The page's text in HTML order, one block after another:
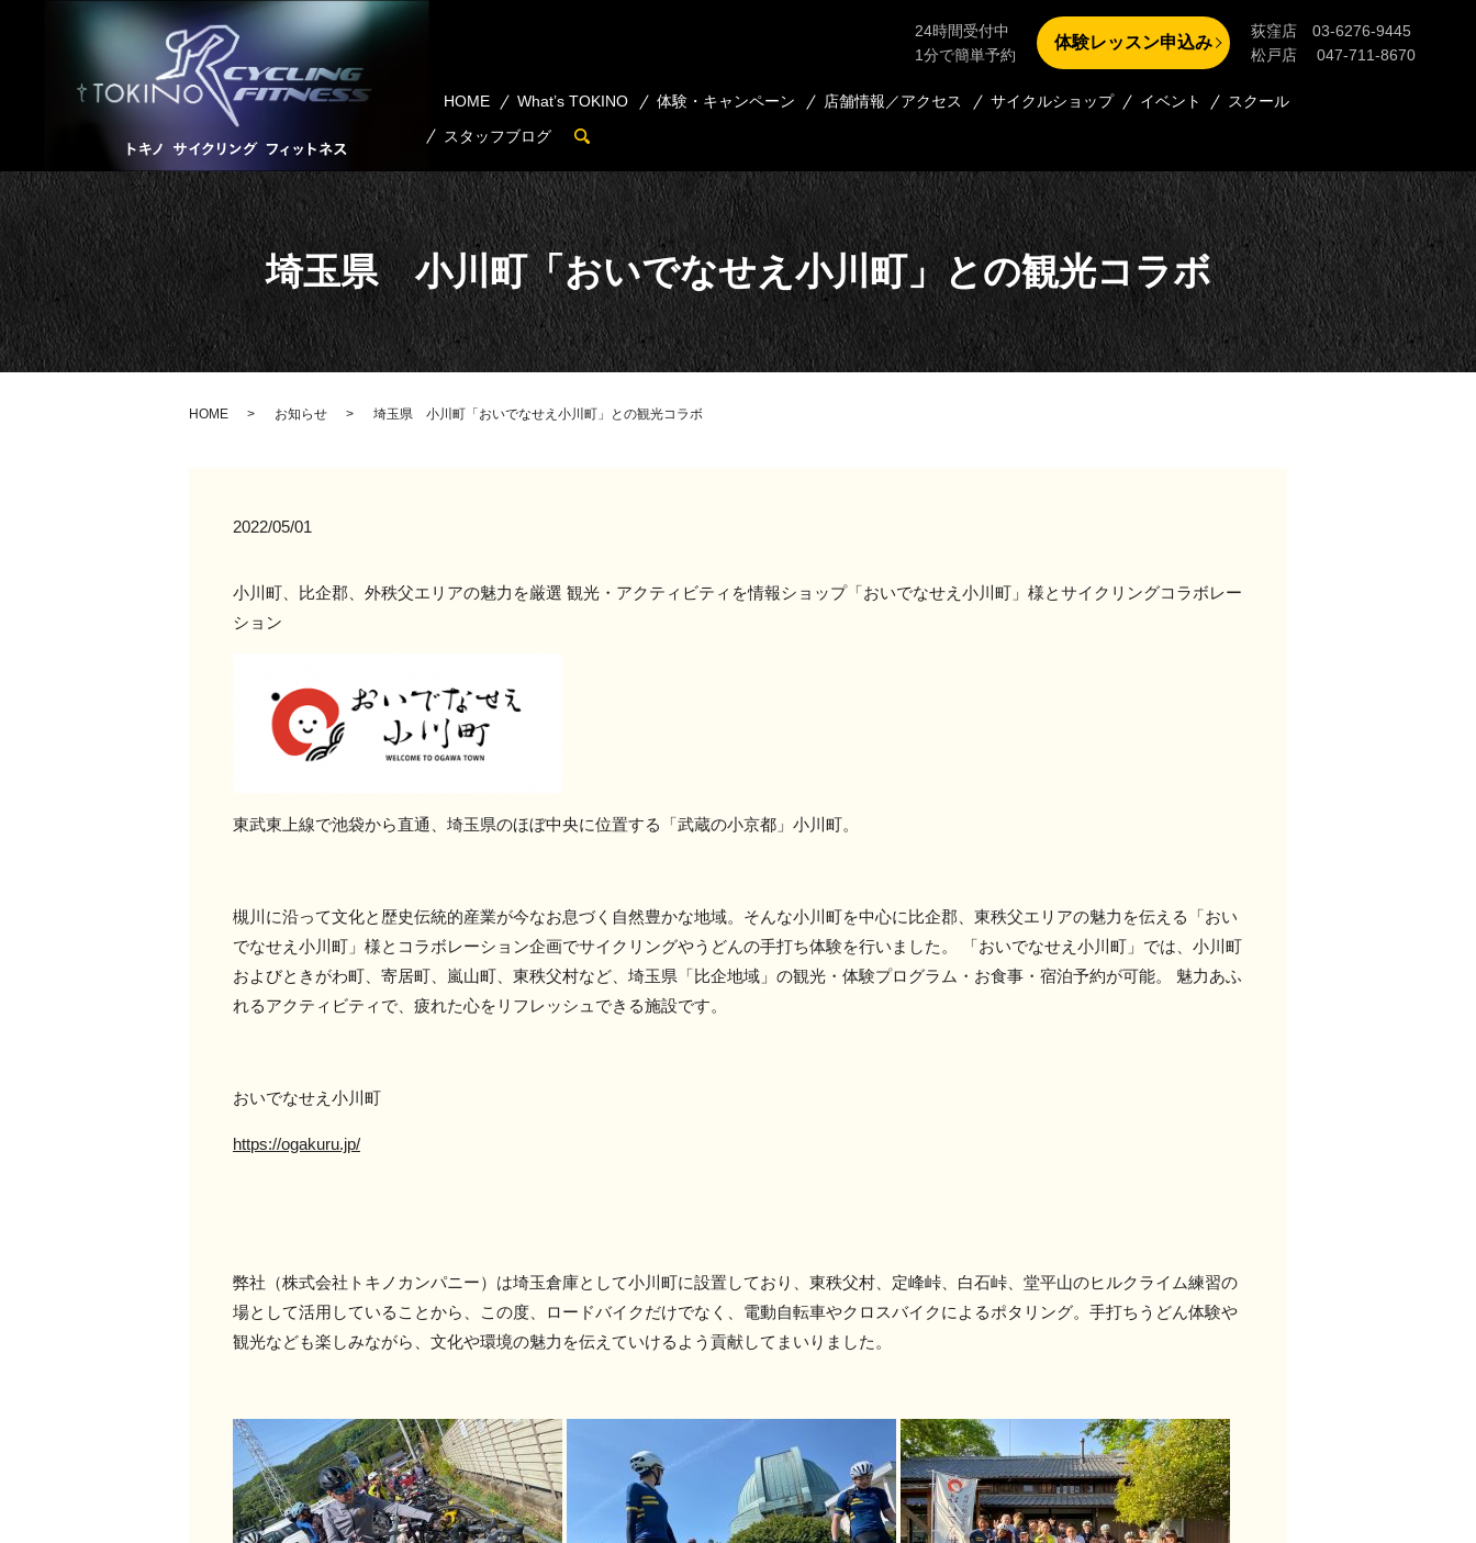
HOME What’s TOKINO 体験・キャンペーン 店舗情報／アクセス サイクルショップ イベント
スクール
スタッフブログ
search
24時間受付中
1分で簡単予約
体験レッスン申込み
荻窪店 03-6276-9445
松戸店 047-711-8670
埼玉県 小川町「おいでなせえ小川町」との観光コラボ
HOME お知らせ 埼玉県 小川町「おいでなせえ小川町」との観光コラボ
2022/05/01
小川町、比企郡、外秩父エリアの魅力を厳選 観光・アクティビティを情報ショップ「おいでなせえ小川町」様とサイクリングコラボレー
ション
東武東上線で池袋から直通、埼玉県のほぼ中央に位置する「武蔵の小京都」小川町。
槻川に沿って文化と歴史伝統的産業が今なお息づく自然豊かな地域。そんな小川町を中心に比企郡、東秩父エリアの魅力を伝える「おい
でなせえ小川町」様とコラボレーション企画でサイクリングやうどんの手打ち体験を行いました。 「おいでなせえ小川町」では、小川町
およびときがわ町、寄居町、嵐山町、東秩父村など、埼玉県「比企地域」の観光・体験プログラム・お食事・宿泊予約が可能。 魅力あふ
れるアクティビティで、疲れた心をリフレッシュできる施設です。
おいでなせえ小川町
https://ogakuru.jp/
弊社（株式会社トキノカンパニー）は埼玉倉庫として小川町に設置しており、東秩父村、定峰峠、白石峠、堂平山のヒルクライム練習の
場として活用していることから、この度、ロードバイクだけでなく、電動自転車やクロスバイクによるポタリング。手打ちうどん体験や
観光なども楽しみながら、文化や環境の魅力を伝えていけるよう貢献してまいりました。